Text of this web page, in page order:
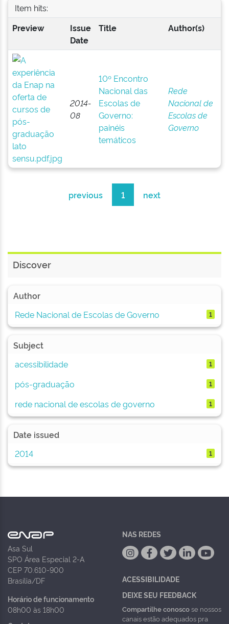
Item hits:
Preview
Issue
Date
Title Author(s)
2014-
08
10º Encontro
Nacional das
Escolas de
Governo:
painéis
temáticos
Rede
Nacional de
Escolas de
Governo
previous 1 next
Discover
Author
Rede Nacional de Escolas de Governo
1
Subject
acessibilidade
1
pós-graduação 1
rede nacional de escolas de governo 1
Date issued
2014
1
Asa Sul
SPO Área Especial 2-A
CEP 70.610-900
Brasília/DF
Horário de funcionamento
08h00 às 18h00
NAS REDES
ACESSIBILIDADE
DEIXE SEU FEEDBACK
Compartilhe conoscose nossos
canais estão adequados pra